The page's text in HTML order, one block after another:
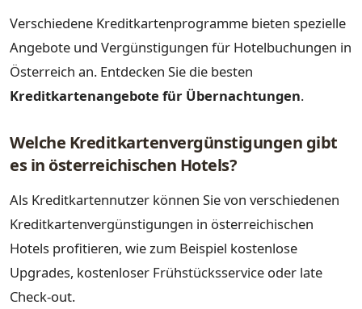
Verschiedene Kreditkartenprogramme bieten spezielle
Angebote und Vergünstigungen für Hotelbuchungen in
Österreich an. Entdecken Sie die besten
Kreditkartenangebote für Übernachtungen.
Welche Kreditkartenvergünstigungen gibt
es in österreichischen Hotels?
Als Kreditkartennutzer können Sie von verschiedenen
Kreditkartenvergünstigungen in österreichischen
Hotels profitieren, wie zum Beispiel kostenlose
Upgrades, kostenloser Frühstücksservice oder late
Check-out.